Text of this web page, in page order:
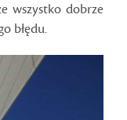
wszystko dobrze
błędu.